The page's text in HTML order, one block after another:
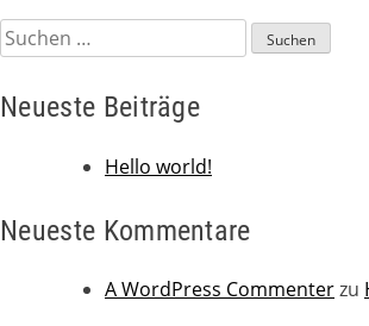
Suchen
nach:
Neueste Beiträge
Hello world!
Neueste Kommentare
A WordPress Commenterzu